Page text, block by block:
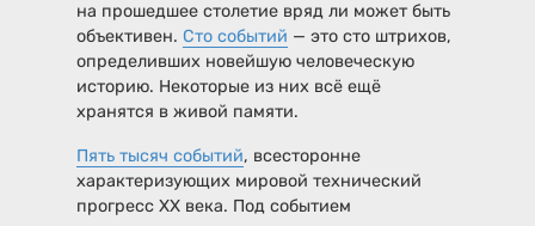
на прошедшее столетие вряд ли может быть
объективен. Сто событий — это сто штрихов,
определивших новейшую человеческую
историю. Некоторые из них всё ещё
хранятся в живой памяти.
Пять тысяч событий, всесторонне
характеризующих мировой технический
прогресс XX века. Под событием